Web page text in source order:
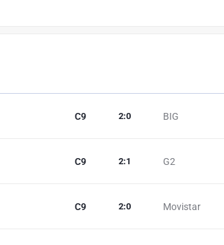
C9 BIG
2:0
C9 G2
2:1
C9 Movistar
2:0